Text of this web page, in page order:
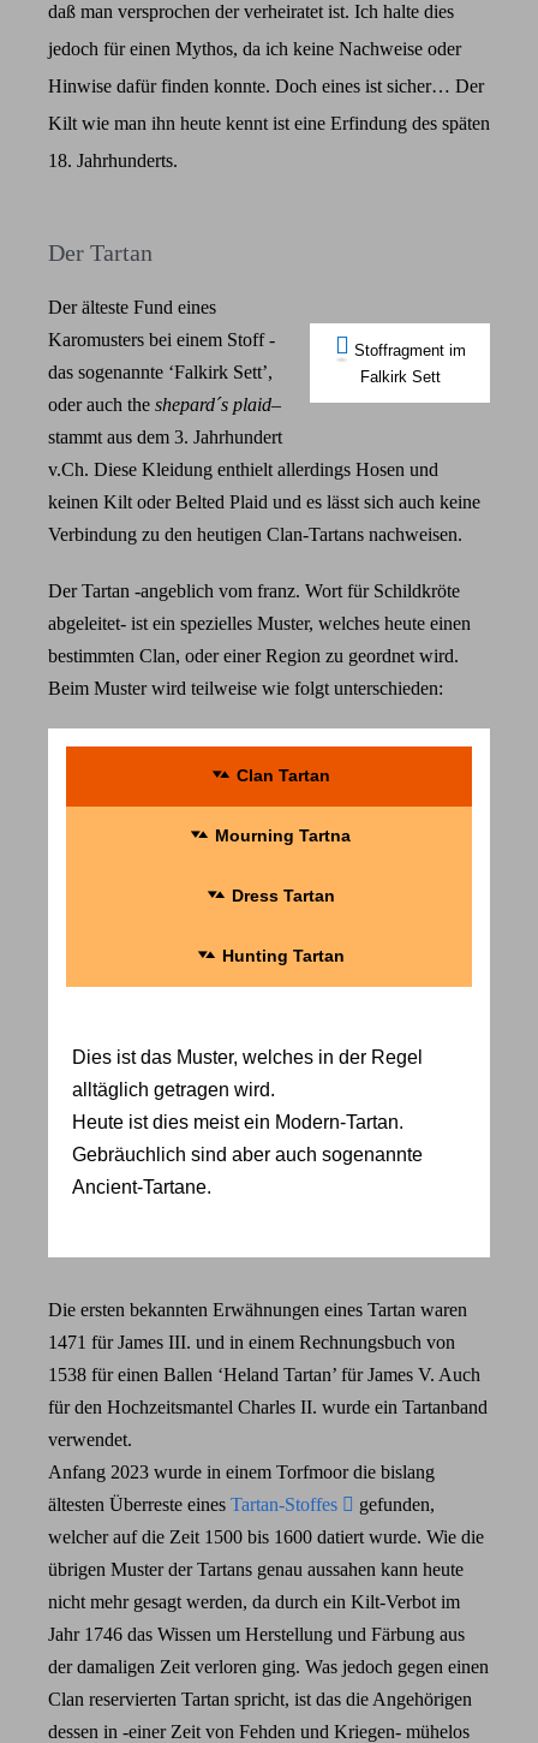
daß man versprochen der verheiratet ist. Ich halte dies
jedoch für einen Mythos, da ich keine Nachweise oder
Hinwise dafür finden konnte. Doch eines ist sicher… Der
Kilt wie man ihn heute kennt ist eine Erfindung des späten
18. Jahrhunderts.
Der Tartan
Stoffragment im
Falkirk Sett
Der älteste Fund eines
Karomusters bei einem Stoff -
das sogenannte ‘Falkirk Sett’,
oder auch the shepard´s plaid–
stammt aus dem 3. Jahrhundert
v.Ch. Diese Kleidung enthielt allerdings Hosen und
keinen Kilt oder Belted Plaid und es lässt sich auch keine
Verbindung zu den heutigen Clan-Tartans nachweisen.
Der Tartan -angeblich vom franz. Wort für Schildkröte
abgeleitet- ist ein spezielles Muster, welches heute einen
bestimmten Clan, oder einer Region zu geordnet wird.
Beim Muster wird teilweise wie folgt unterschieden:
Clan Tartan
Mourning Tartna
Dress Tartan
Hunting Tartan
Dies ist das Muster, welches in der Regel
alltäglich getragen wird.
Heute ist dies meist ein Modern-Tartan.
Gebräuchlich sind aber auch sogenannte
Ancient-Tartane.
Die ersten bekannten Erwähnungen eines Tartan waren
1471 für James III. und in einem Rechnungsbuch von
1538 für einen Ballen ‘Heland Tartan’ für James V. Auch
für den Hochzeitsmantel Charles II. wurde ein Tartanband
verwendet.
Anfang 2023 wurde in einem Torfmoor die bislang
ältesten Überreste eines Tartan-Stoffes
gefunden,
welcher auf die Zeit 1500 bis 1600 datiert wurde. Wie die
übrigen Muster der Tartans genau aussahen kann heute
nicht mehr gesagt werden, da durch ein Kilt-Verbot im
Jahr 1746 das Wissen um Herstellung und Färbung aus
der damaligen Zeit verloren ging. Was jedoch gegen einen
Clan reservierten Tartan spricht, ist das die Angehörigen
dessen in -einer Zeit von Fehden und Kriegen- mühelos